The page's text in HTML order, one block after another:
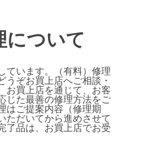
について
ています。（有料） 修理
うぞお買上店へご相談・
お買上店を通じて、お客
じた最善の修理方法をご
はご提案内容（修理期
ただいてから進めさせて
了品は、お買上店でお受